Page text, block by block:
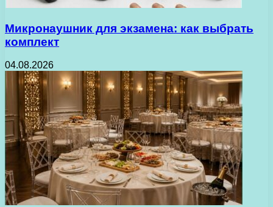
Микронаушник для экзамена: как выбрать
комплект
04.08.2026